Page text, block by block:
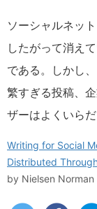
ソーシャルネッ
したがって消え
である。しかし
繁すぎる投稿、
ザーはよくいらだ
Writing for Social
Distributed
by Nielsen Norman